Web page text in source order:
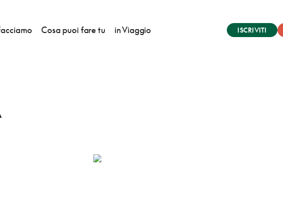
Cosa puoi fare tu in Viaggio ISCRIVITI